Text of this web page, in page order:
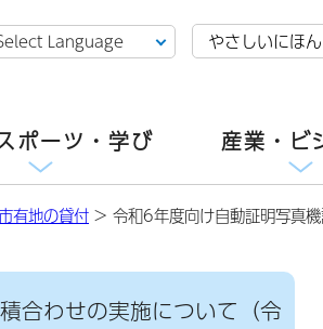
やさしいにほ
ポーツ・学び 産業・ビ
有地の貸付 > 令和6年度向け自動証明写真
合わせの実施について（令